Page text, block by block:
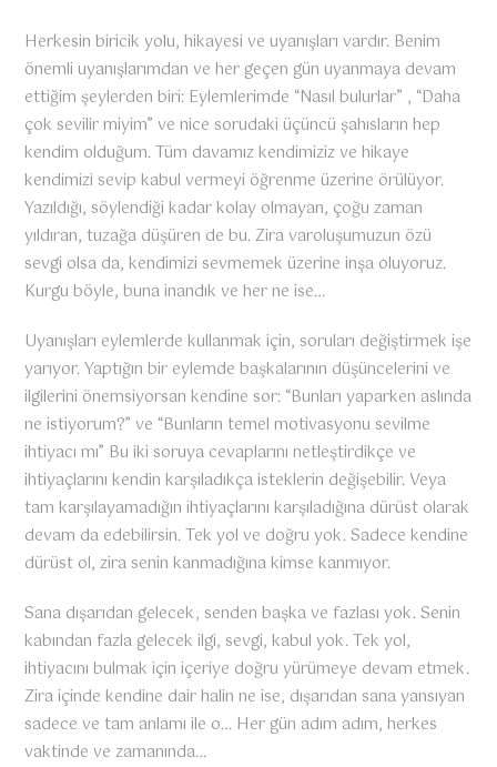
Herkesin biricik yolu, hikayesi ve uyanışları vardır. Benim
önemli uyanışlarımdan ve her geçen gün uyanmaya devam
ettiğim şeylerden biri: Eylemlerimde “Nasıl bulurlar” , “Daha
çok sevilir miyim” ve nice sorudaki üçüncü şahısların hep
kendim olduğum. Tüm davamız kendimiziz ve hikaye
kendimizi sevip kabul vermeyi öğrenme üzerine örülüyor.
Yazıldığı, söylendiği kadar kolay olmayan, çoğu zaman
yıldıran, tuzağa düşüren de bu. Zira varoluşumuzun özü
sevgi olsa da, kendimizi sevmemek üzerine inşa oluyoruz.
Kurgu böyle, buna inandık ve her ne ise…
Uyanışları eylemlerde kullanmak için, soruları değiştirmek işe
yarıyor. Yaptığın bir eylemde başkalarının düşüncelerini ve
ilgilerini önemsiyorsan kendine sor: “Bunları yaparken aslında
ne istiyorum?” ve “Bunların temel motivasyonu sevilme
ihtiyacı mı” Bu iki soruya cevaplarını netleştirdikçe ve
ihtiyaçlarını kendin karşıladıkça isteklerin değişebilir. Veya
tam karşılayamadığın ihtiyaçlarını karşıladığına dürüst olarak
devam da edebilirsin. Tek yol ve doğru yok. Sadece kendine
dürüst ol, zira senin kanmadığına kimse kanmıyor.
Sana dışarıdan gelecek, senden başka ve fazlası yok. Senin
kabından fazla gelecek ilgi, sevgi, kabul yok. Tek yol,
ihtiyacını bulmak için içeriye doğru yürümeye devam etmek.
Zira içinde kendine dair halin ne ise, dışarıdan sana yansıyan
sadece ve tam anlamı ile o… Her gün adım adım, herkes
vaktinde ve zamanında…